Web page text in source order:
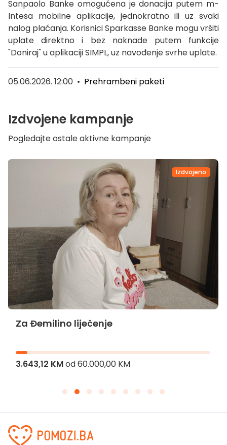
Sanpaolo Banke omogućena je donacija putem m-
Intesa mobilne aplikacije, jednokratno ili uz svaki
nalog plaćanja. Korisnici Sparkasse Banke mogu vršiti
uplate direktno i bez naknade putem funkcije
"Doniraj" u aplikaciji SIMPL, uz navođenje svrhe uplate.
05.06.2026. 12:00 • Prehrambeni paketi
Izdvojene kampanje
Pogledajte ostale aktivne kampanje
Izdvojeno
Za Đemilino liječenje
3.643,12 KMod60.000,00 KM